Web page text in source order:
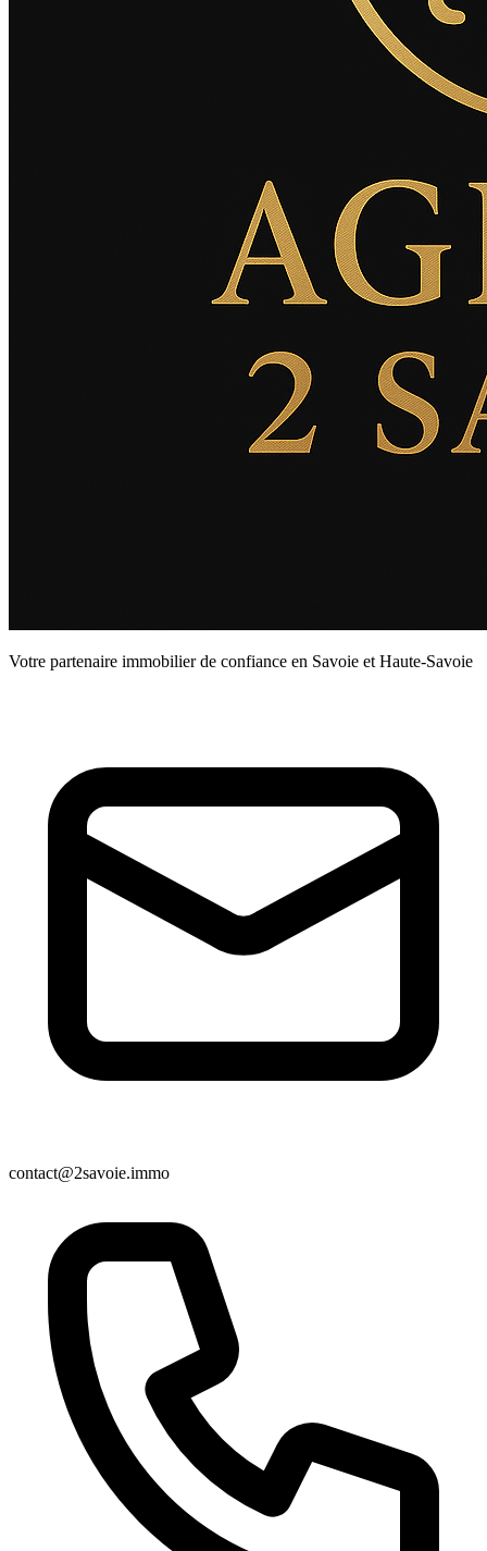
Votre partenaire immobilier de confiance en Savoie et Haute-Savoie
contact@2savoie.immo